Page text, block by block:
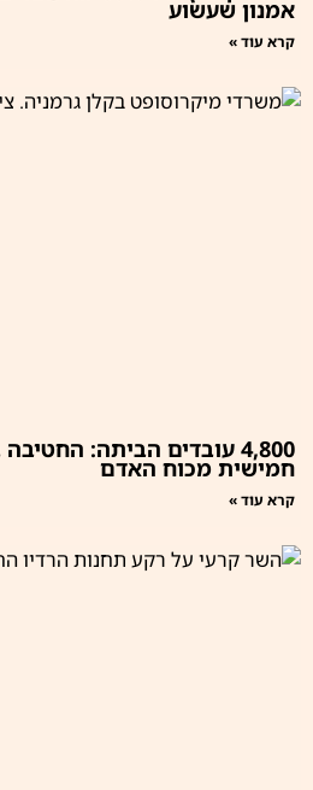
אמנון שעשוע
קרא עוד »
4,800 עובדים הביתה:
חמישית מכוח האדם
קרא עוד »